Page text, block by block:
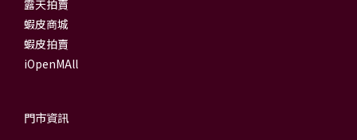
露天拍賣
蝦皮商城
蝦皮拍賣
iOpenMAll
門市資訊